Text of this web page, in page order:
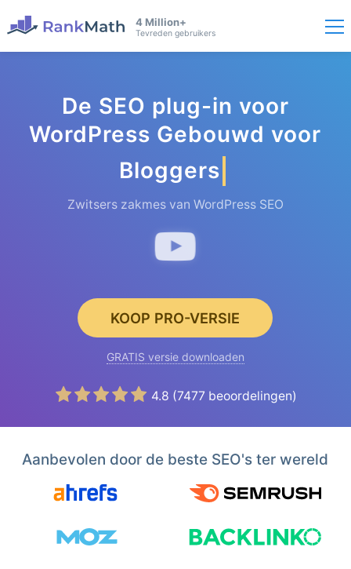
4 Million+
Tevreden gebruikers
De SEO plug-in voor
WordPress Gebouwd voor
Bloggers
Zwitsers zakmes van WordPress SEO
KOOP PRO-VERSIE
GRATIS versie downloaden
4.8 (7477 beoordelingen)
Aanbevolen door de beste SEO's ter wereld